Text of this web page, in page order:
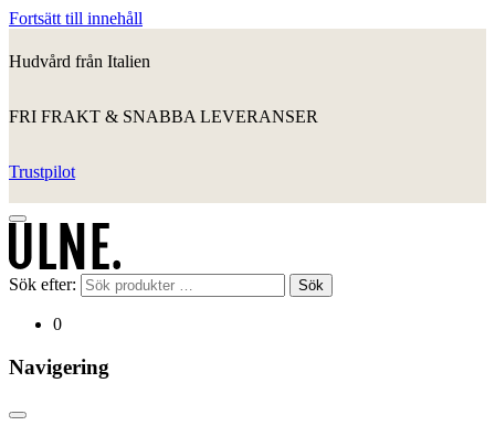
Fortsätt till innehåll
Hudvård från Italien
FRI FRAKT & SNABBA LEVERANSER
Trustpilot
Sök efter: Sök
0
Navigering